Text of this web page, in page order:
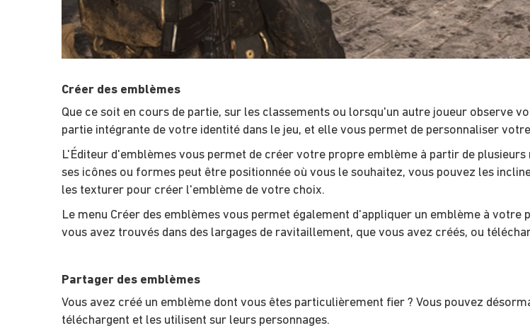
Créer des emblèmes
Que ce soit en cours de partie, sur les classements ou lorsqu'un autre joueur observe
partie intégrante de votre identité dans le jeu, et elle vous permet de personnaliser
L'Éditeur d'emblèmes vous permet de créer votre propre emblème à partir de
ses icônes ou formes peut être positionnée où vous le souhaitez, vous pouvez les
les texturer pour créer l'emblème de votre choix.
Le menu Créer des emblèmes vous permet également d'appliquer un emblème à votre
vous avez trouvés dans des largages de ravitaillement, que vous avez créés, ou
Partager des emblèmes
Vous avez créé un emblème dont vous êtes particulièrement fier ? Vous pouvez
téléchargent et les utilisent sur leurs personnages.